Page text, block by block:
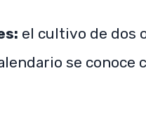
el cultivo de dos
se